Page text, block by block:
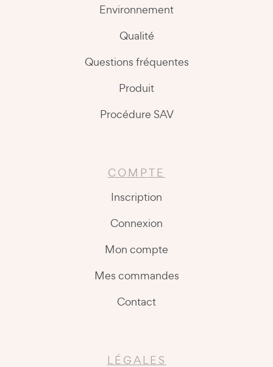
Environnement
Qualité
Questions fréquentes
Produit
Procédure SAV
COMPTE
Inscription
Connexion
Mon compte
Mes commandes
Contact
LÉGALES